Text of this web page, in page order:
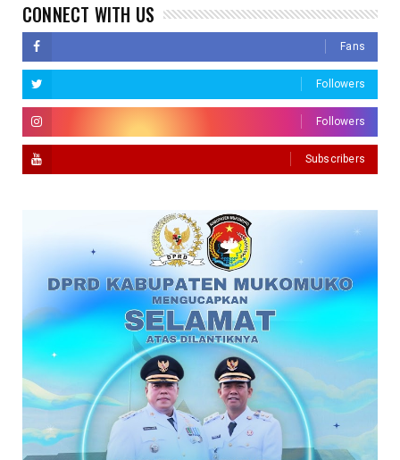
CONNECT WITH US
Fans
Followers
Followers
Subscribers